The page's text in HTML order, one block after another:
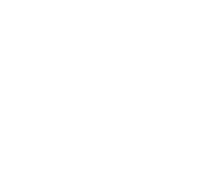
erzählen sie über all das, was sie auf
ob Early Morning Dive oder
seid mit an Bord!